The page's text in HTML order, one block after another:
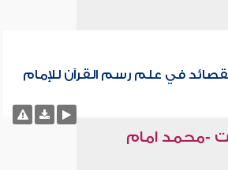
في علم رسم القرآن للإمام
-محمد امام